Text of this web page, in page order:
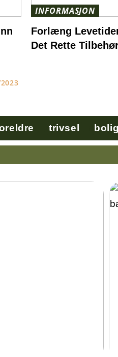
INFORMASJON
Forlæng
Det Rette
trivsel bolig